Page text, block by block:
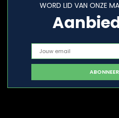
WORD LID VAN ONZE